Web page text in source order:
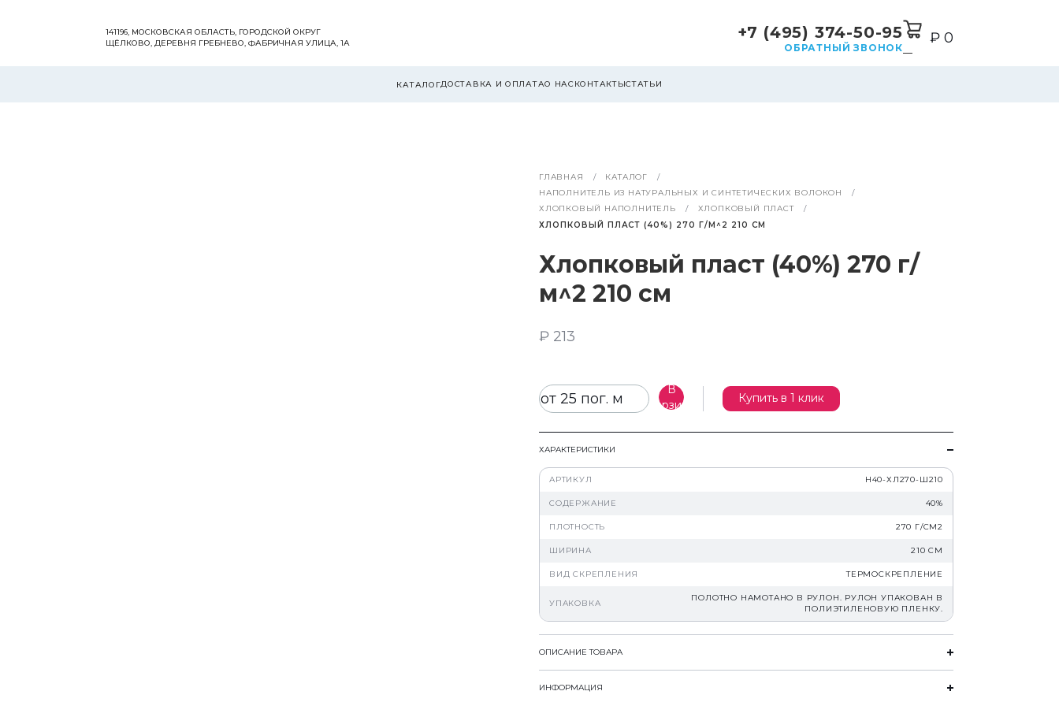
141196, МОСКОВСКАЯ ОБЛАСТЬ, ГОРОДСКОЙ ОКРУГ
ЩЁЛКОВО, ДЕРЕВНЯ ГРЕБНЕВО, ФАБРИЧНАЯ УЛИЦА, 1А
+7 (495) 374-50-95
ОБРАТНЫЙ ЗВОНОК
₽ 0
КАТАЛОГДОСТАВКА И ОПЛАТАО НАС КОНТАКТЫСТАТЬИ
ГЛАВНАЯ
КАТАЛОГ
НАПОЛНИТЕЛЬ ИЗ НАТУРАЛЬНЫХ И СИНТЕТИЧЕСКИХ ВОЛОКОН
ХЛОПКОВЫЙ НАПОЛНИТЕЛЬ
ХЛОПКОВЫЙ ПЛАСТ
ХЛОПКОВЫЙ ПЛАСТ (40%) 270 Г/М^2 210 СМ
Хлопковый пласт (40%) 270 г/
м^2 210 см
₽ 213
от 25 пог. м
В
корзину
Купить в 1 клик
ХАРАКТЕРИСТИКИ
АРТИКУЛ Н40-ХЛ270-Ш210
СОДЕРЖАНИЕ 40%
ПЛОТНОСТЬ 270 Г/СМ2
ШИРИНА 210 СМ
ВИД СКРЕПЛЕНИЯ ТЕРМОСКРЕПЛЕНИЕ
УПАКОВКА
ПОЛОТНО НАМОТАНО В РУЛОН. РУЛОН УПАКОВАН В
ПОЛИЭТИЛЕНОВУЮ ПЛЕНКУ.
ОПИСАНИЕ ТОВАРА
ИНФОРМАЦИЯ